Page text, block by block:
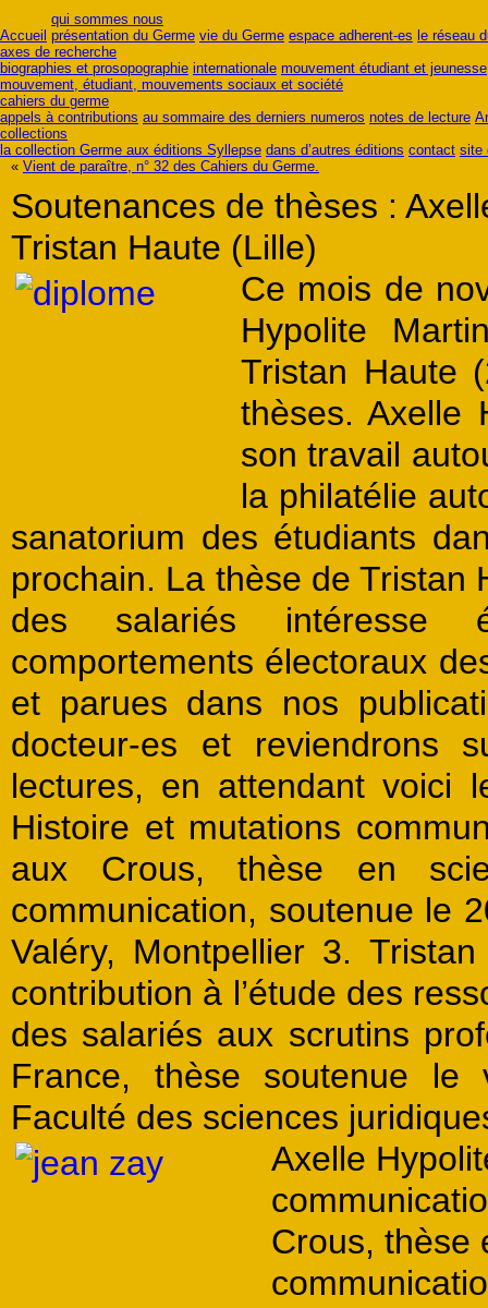
Accueil
qui sommes nous
présentation du Germe vie du Germe espace adherent-es le réseau
axes de recherche
biographies et prosopographie internationale mouvement étudiant et jeunesse
mouvement, étudiant, mouvements sociaux et société
cahiers du germe
appels à contributions au sommaire des derniers numeros notes de lecture
collections
la collection Germe aux éditions Syllepse dans d’autres éditions contact site
« Vient de paraître, n° 32 des Cahiers du Germe.
Soutenances de thèses :
Tristan Haute (Lille)
Ce mois de
Hypolite
Tristan Haute
thèses. Axelle
son travail
la philatélie
sanatorium des étudiants
prochain. La thèse de Tristan
des salariés intéresse
comportements électoraux
et parues dans nos
docteur-es et reviendrons
lectures, en attendant voici
Histoire et mutations
aux Crous,thèse en
communication, soutenue le
Valéry, Montpellier 3.
contribution à l’étude des
des salariés aux scrutins
France, thèse soutenue le
Faculté des sciences
Axelle
Crous, thèse